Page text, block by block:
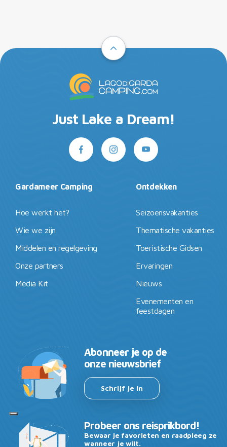
Just Lake a Dream!
Gardameer Camping
Hoe werkt het?
Wie we zijn
Middelen en regelgeving
Onze partners
Media Kit
Ontdekken
Seizoensvakanties
Thematische vakanties
Toeristische Gidsen
Ervaringen
Nieuws
Evenementen en
feestdagen
Abonneer je op de
onze nieuwsbrief
Schrijf je in
Probeer ons reisprikbord!
Bewaar je favorieten en raadpleeg ze
wanneer je wilt.